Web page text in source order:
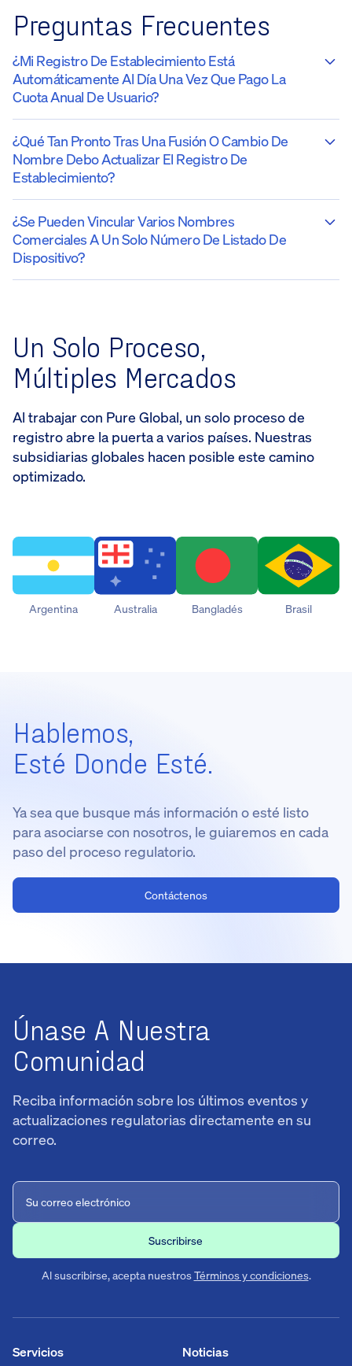
Preguntas Frecuentes
¿Mi Registro De Establecimiento Está
Automáticamente Al Día Una Vez Que Pago La
Cuota Anual De Usuario?
¿Qué Tan Pronto Tras Una Fusión O Cambio De
Nombre Debo Actualizar El Registro De
Establecimiento?
¿Se Pueden Vincular Varios Nombres
Comerciales A Un Solo Número De Listado De
Dispositivo?
Un Solo Proceso,
Múltiples Mercados
Al trabajar con Pure Global, un solo proceso de
registro abre la puerta a varios países. Nuestras
subsidiarias globales hacen posible este camino
optimizado.
Argentina Australia Bangladés Brasil
Hablemos,
Esté Donde Esté.
Ya sea que busque más información o esté listo
para asociarse con nosotros, le guiaremos en cada
paso del proceso regulatorio.
Contáctenos
Únase A Nuestra
Comunidad
Reciba información sobre los últimos eventos y
actualizaciones regulatorias directamente en su
correo.
Al suscribirse, acepta nuestrosTérminos y condiciones.
Noticias
Servicios